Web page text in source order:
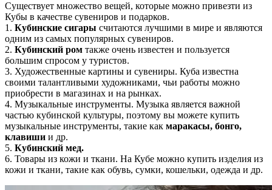
Существует множество вещей, которые можно привезти из
Кубы в качестве сувениров и подарков.
1. Кубинские сигары считаются лучшими в мире и являются
одним из самых популярных сувениров.
2. Кубинский ром также очень известен и пользуется
большим спросом у туристов.
3. Художественные картины и сувениры. Куба известна
своими талантливыми художниками, чьи работы можно
приобрести в магазинах и на рынках.
4. Музыкальные инструменты. Музыка является важной
частью кубинской культуры, поэтому вы можете купить
музыкальные инструменты, такие как маракасы, бонго,
клавиши и др.
5. Кубинский мед.
6. Товары из кожи и ткани. На Кубе можно купить изделия из
кожи и ткани, такие как обувь, сумки, кошельки, одежда и др.